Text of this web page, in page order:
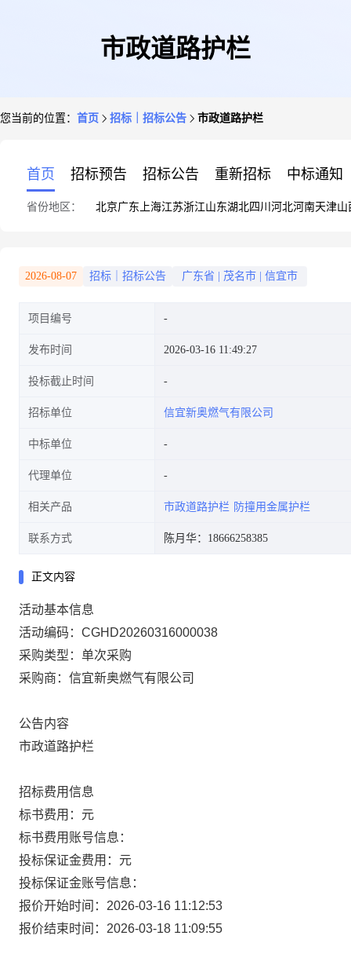
市政道路护栏
您当前的位置： 首页 招标｜招标公告 市政道路护栏
首页 招标预告 招标公告 重新招标 中标通知
省份地区： 北京广东 上海江苏浙江山东湖北四川 河北河南天津山
2026-08-07 招标｜招标公告 广东省 茂名市 信宜市
项目编号
发布时间 2026-03-16 11:49:27
投标截止时间
招标单位 信宜新奥燃气有限公司
中标单位
代理单位
相关产品 市政道路护栏 防撞用金属护栏
联系方式 陈月华：18666258385
正文内容
活动基本信息
活动编码：CGHD20260316000038
采购类型：单次采购
采购商：信宜新奥燃气有限公司
公告内容
市政道路护栏
招标费用信息
标书费用：元
标书费用账号信息：
投标保证金费用：元
投标保证金账号信息：
报价开始时间：2026-03-16 11:12:53
报价结束时间：2026-03-18 11:09:55